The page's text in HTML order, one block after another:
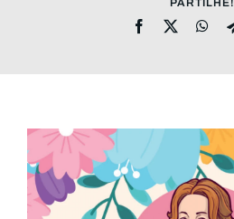
MENSAGENS
PARTILHE!